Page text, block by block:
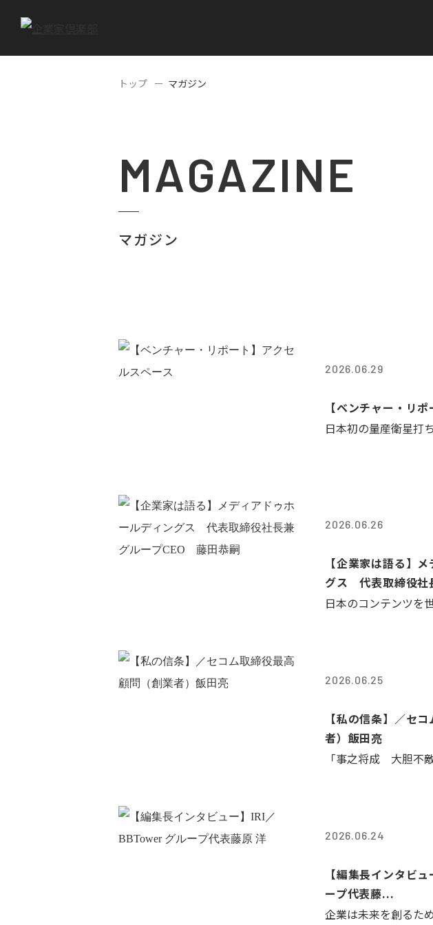
トップ マガジン
MAGAZINE
マガジン
2026.06.29
【ベンチャー・リ
日本初の量産衛星打
2026.06.26
【企業家は語る】
グス 代表取締役社
日本のコンテンツを
2026.06.25
【私の信条】／セ
者）飯田亮
「事之将成 大胆不敵
2026.06.24
【編集長インタビ
ープ代表藤...
企業は未来を創るた